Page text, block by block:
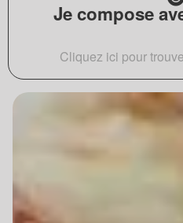
Je compose
Cliquez ici pour